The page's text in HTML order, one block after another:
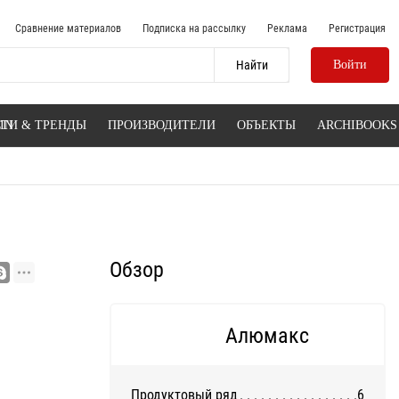
Сравнение материалов Подписка на рассылку Реклама Регистрация
Войти
& ТРЕНДЫ ПРОИЗВОДИТЕЛИ ОБЪЕКТЫ ARCHIBOOKS
Обзор
Алюмакс
Продуктовый ряд
6